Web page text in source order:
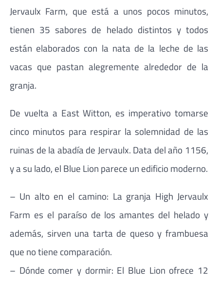
Jervaulx Farm, que está a unos pocos minutos,
tienen 35 sabores de helado distintos y todos
están elaborados con la nata de la leche de las
vacas que pastan alegremente alrededor de la
granja.
De vuelta a East Witton, es imperativo tomarse
cinco minutos para respirar la solemnidad de las
ruinas de la abadía de Jervaulx. Data del año 1156,
y a su lado, el Blue Lion parece un edificio moderno.
– Un alto en el camino: La granja High Jervaulx
Farm es el paraíso de los amantes del helado y
además, sirven una tarta de queso y frambuesa
que no tiene comparación.
– Dónde comer y dormir: El Blue Lion ofrece 12